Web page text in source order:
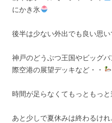
にかき氷
後半は少ない外出でも良い思
神戸のどうぶつ王国やビッグ
際空港の展望デッキなど・・
時間が足らなくてもっともっと
あと少しで夏休みは終わるけ